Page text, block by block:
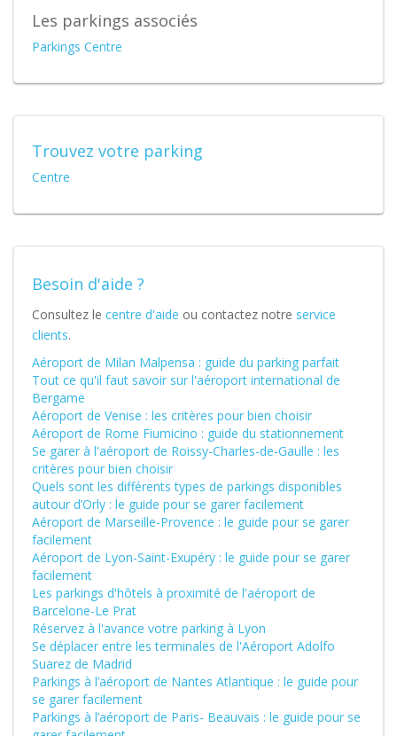
Les parkings associés
Parkings Centre
Trouvez votre parking
Centre
Besoin d'aide ?
Consultez le centre d'aide ou contactez notre service
clients.
Aéroport de Milan Malpensa : guide du parking parfait
Tout ce qu'il faut savoir sur l'aéroport international de
Bergame
Aéroport de Venise : les critères pour bien choisir
Aéroport de Rome Fiumicino : guide du stationnement
Se garer à l'aéroport de Roissy-Charles-de-Gaulle : les
critères pour bien choisir
Quels sont les différents types de parkings disponibles
autour d’Orly : le guide pour se garer facilement
Aéroport de Marseille-Provence : le guide pour se garer
facilement
Aéroport de Lyon-Saint-Exupéry : le guide pour se garer
facilement
Les parkings d'hôtels à proximité de l'aéroport de
Barcelone-Le Prat
Réservez à l'avance votre parking à Lyon
Se déplacer entre les terminales de l'Aéroport Adolfo
Suarez de Madrid
Parkings à l’aéroport de Nantes Atlantique : le guide pour
se garer facilement
Parkings à l’aéroport de Paris- Beauvais : le guide pour se